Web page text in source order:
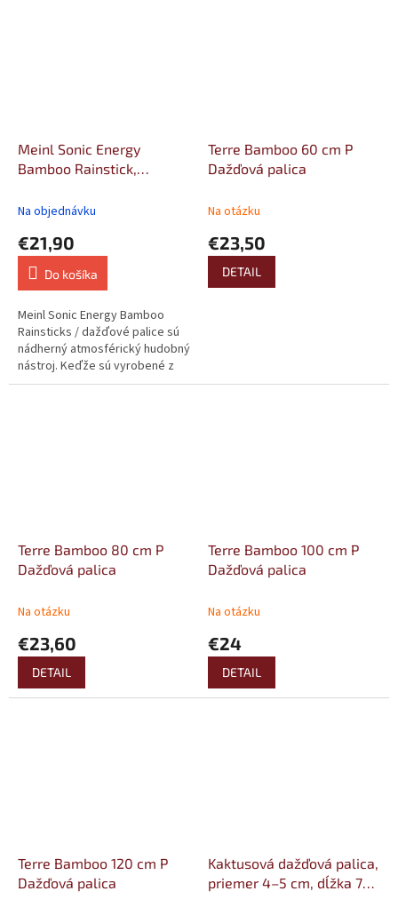
Meinl Sonic Energy
Bamboo Rainstick,
Na objednávku
€21,90
Do košíka
Meinl Sonic Energy Bamboo
Rainsticks / dažďové palice sú
nádherný atmosférický hudobný
nástroj. Keďže sú vyrobené z
bambusového dreva, majú
Terre Bamboo 60 cm P
Dažďová palica
Na otázku
€23,50
DETAIL
Terre Bamboo 80 cm P
Dažďová palica
Na otázku
€23,60
DETAIL
Terre Bamboo 100 cm P
Dažďová palica
Na otázku
€24
DETAIL
Terre Bamboo 120 cm P
Dažďová palica
Kaktusová dažďová palica,
priemer 4–5 cm, dĺžka 75